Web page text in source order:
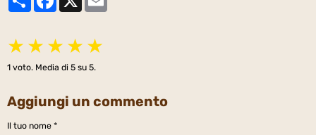
★ ★ ★ ★ ★
1 voto. Media di 5 su 5.
Aggiungi un commento
Il tuo nome